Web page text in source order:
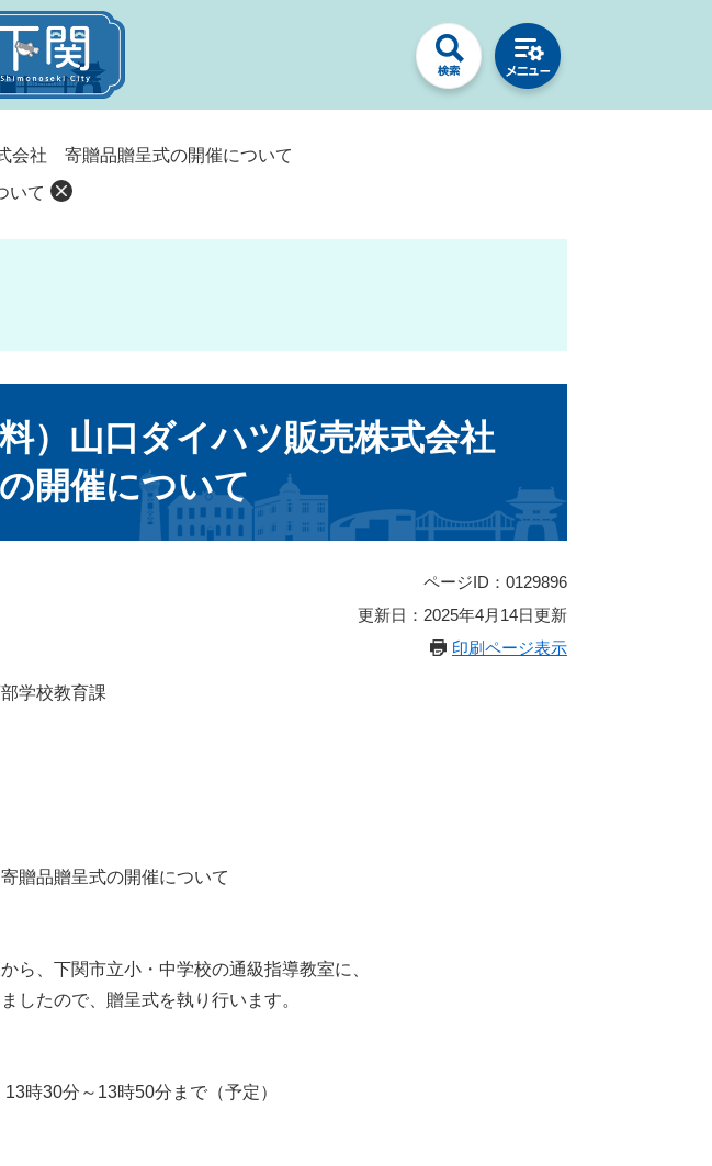
会社 寄贈品贈呈式の開催について
いて
料）山口ダイハツ販売株式会社
開催について
ページID：0129896
更新日：2025年4月14日更新
印刷ページ表示
校教育課
品贈呈式の開催について
ら、下関市立小・中学校の通級指導教室に、
したので、贈呈式を執り行います。
時30分～13時50分まで（予定）